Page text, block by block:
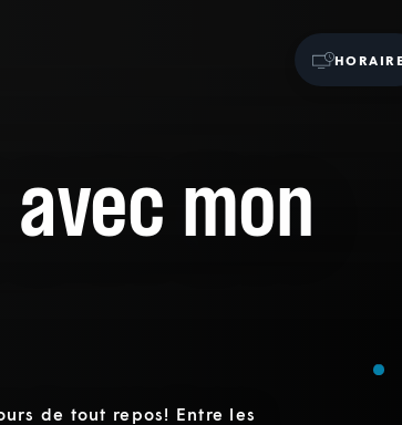
mon
de tout repos! Entre les